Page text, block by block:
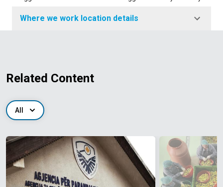
Where we work location details
Related Content
All